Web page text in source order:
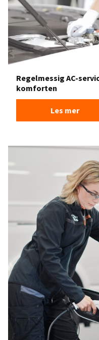
Regelmessig AC-
komforten
Les mer